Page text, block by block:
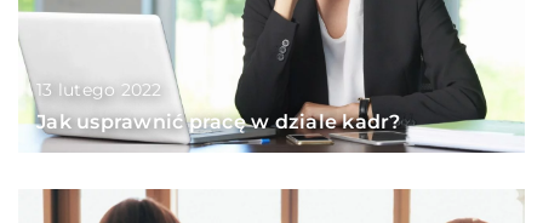
13 lutego 2022
Jak usprawnić pracę w dziale kadr?